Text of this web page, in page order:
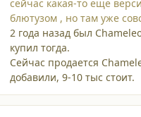
сейчас какая-то еще
блютузом , но там уже
2 года назад был
купил тогда.
Сейчас продается
добавили, 9-10 тыс стоит.